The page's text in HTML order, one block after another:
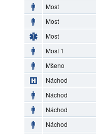
Most
Most
Most
Most 1
Mšeno
Náchod
Náchod
Náchod
Náchod